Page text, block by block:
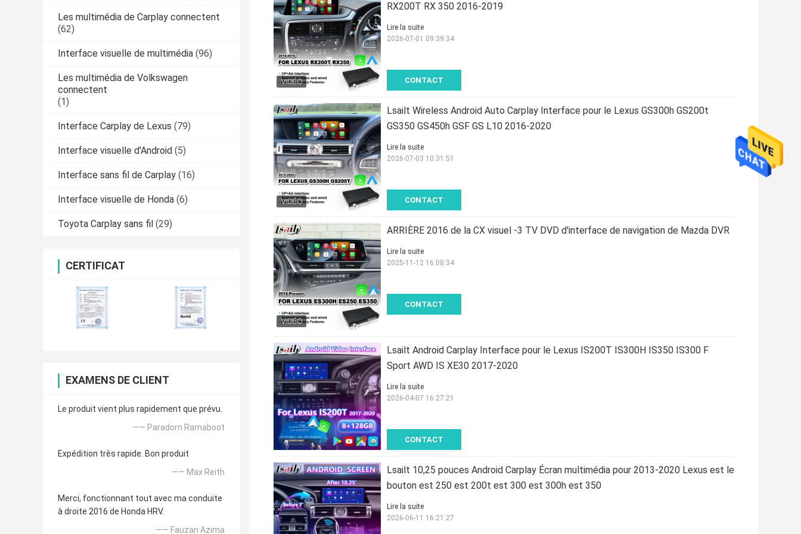
Les multimédia de Carplay connectent
(62)
Interface visuelle de multimédia (96)
Les multimédia de Volkswagen
connectent
(1)
Interface Carplay de Lexus (79)
Interface visuelle d'Android (5)
Interface sans fil de Carplay (16)
Interface visuelle de Honda (6)
Toyota Carplay sans fil (29)
CERTIFICAT
EXAMENS DE CLIENT
Le produit vient plus rapidement que prévu.
—— Paradorn Ramaboot
Expédition très rapide. Bon produit
—— Max Reith
Merci, fonctionnant tout avec ma conduite
à droite 2016 de Honda HRV.
—— Fauzan Azima
RX200T RX 350 2016-2019
CONTACT
Lire la suite
2026-07-01 09:39:34
Lsailt Wireless Android Auto Carplay Interface pour le Lexus GS300h GS200t
GS350 GS450h GSF GS L10 2016-2020
CONTACT
Lire la suite
2026-07-03 10:31:51
ARRIÈRE 2016 de la CX visuel -3 TV DVD d'interface de navigation de Mazda DVR
CONTACT
Lire la suite
2025-11-12 16:08:34
Lsailt Android Carplay Interface pour le Lexus IS200T IS300H IS350 IS300 F
Sport AWD IS XE30 2017-2020
CONTACT
Lire la suite
2026-04-07 16:27:21
Lsailt 10,25 pouces Android Carplay Écran multimédia pour 2013-2020 Lexus est le
bouton est 250 est 200t est 300 est 300h est 350
Lire la suite
2026-06-11 16:21:27